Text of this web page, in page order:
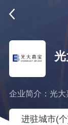
进驻城市(